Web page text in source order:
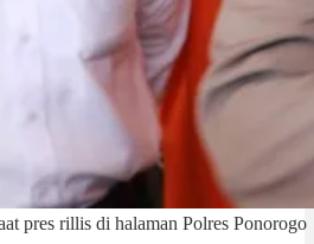
pres rillis di halaman Polres Ponorogo